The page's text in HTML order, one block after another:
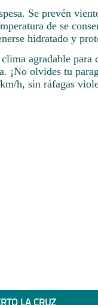
Se prevén
de se
hidratado y
agradable para
¡No olvides tu
h, sin ráfagas
LA CRUZ